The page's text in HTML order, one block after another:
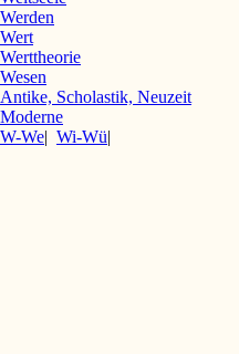
Werden
Wert
Werttheorie
Wesen
Antike, Scholastik, Neuzeit
Moderne
W-We| Wi-Wü|